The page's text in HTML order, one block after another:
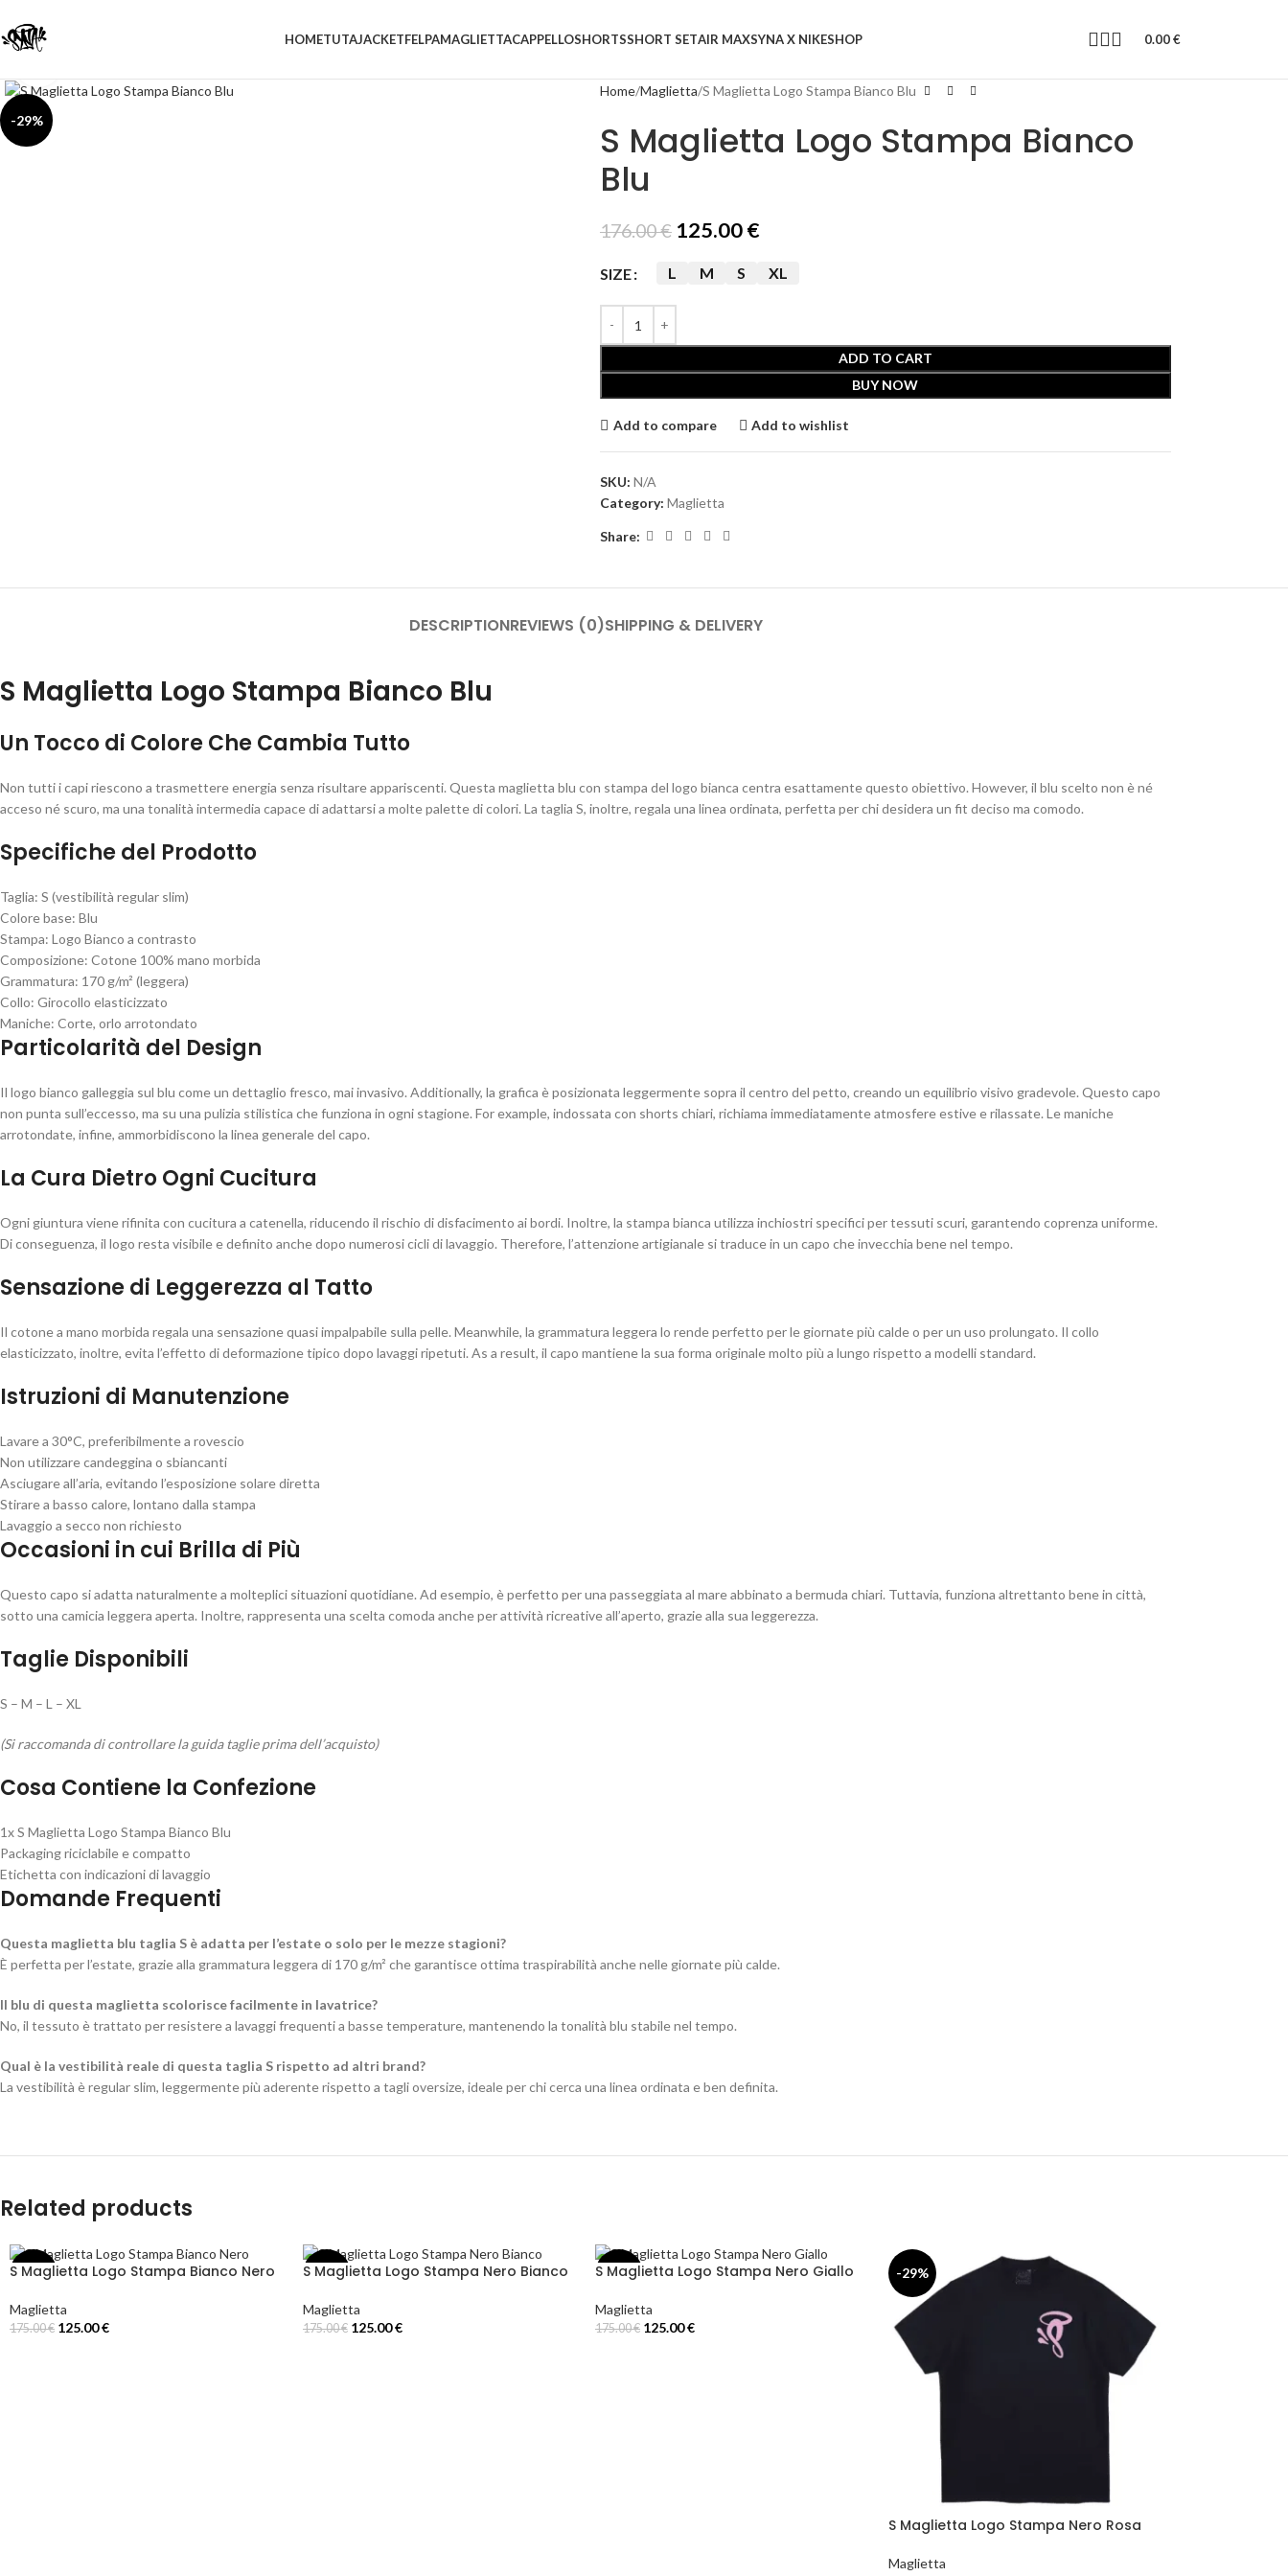
HOMETUTAJACKETFELPAMAGLIETTACAPPELLOSHORTSSHORT SETAIR MAXSYNA X NIKESHOP 0.00€
-29%
Home Maglietta S Maglietta Logo Stampa Bianco Blu
S Maglietta Logo Stampa Bianco
Blu
176.00€ 125.00€
SIZE L M S XL
ADD TO CART
BUY NOW
Add to compare Add to wishlist
SKU: N/A
Category: Maglietta
Share:
DESCRIPTIONREVIEWS (0)SHIPPING & DELIVERY
S Maglietta Logo Stampa Bianco Blu
Un Tocco di Colore Che Cambia Tutto
Non tutti i capi riescono a trasmettere energia senza risultare appariscenti. Questa maglietta blu con stampa del logo bianca centra esattamente questo obiettivo. However, il blu scelto non è né
acceso né scuro, ma una tonalità intermedia capace di adattarsi a molte palette di colori. La taglia S, inoltre, regala una linea ordinata, perfetta per chi desidera un fit deciso ma comodo.
Specifiche del Prodotto
Taglia: S (vestibilità regular slim)
Colore base: Blu
Stampa: Logo Bianco a contrasto
Composizione: Cotone 100% mano morbida
Grammatura: 170 g/m² (leggera)
Collo: Girocollo elasticizzato
Maniche: Corte, orlo arrotondato
Particolarità del Design
Il logo bianco galleggia sul blu come un dettaglio fresco, mai invasivo. Additionally, la grafica è posizionata leggermente sopra il centro del petto, creando un equilibrio visivo gradevole. Questo capo
non punta sull’eccesso, ma su una pulizia stilistica che funziona in ogni stagione. For example, indossata con shorts chiari, richiama immediatamente atmosfere estive e rilassate. Le maniche
arrotondate, infine, ammorbidiscono la linea generale del capo.
La Cura Dietro Ogni Cucitura
Ogni giuntura viene rifinita con cucitura a catenella, riducendo il rischio di disfacimento ai bordi. Inoltre, la stampa bianca utilizza inchiostri specifici per tessuti scuri, garantendo coprenza uniforme.
Di conseguenza, il logo resta visibile e definito anche dopo numerosi cicli di lavaggio. Therefore, l’attenzione artigianale si traduce in un capo che invecchia bene nel tempo.
Sensazione di Leggerezza al Tatto
Il cotone a mano morbida regala una sensazione quasi impalpabile sulla pelle. Meanwhile, la grammatura leggera lo rende perfetto per le giornate più calde o per un uso prolungato. Il collo
elasticizzato, inoltre, evita l’effetto di deformazione tipico dopo lavaggi ripetuti. As a result, il capo mantiene la sua forma originale molto più a lungo rispetto a modelli standard.
Istruzioni di Manutenzione
Lavare a 30°C, preferibilmente a rovescio
Non utilizzare candeggina o sbiancanti
Asciugare all’aria, evitando l’esposizione solare diretta
Stirare a basso calore, lontano dalla stampa
Lavaggio a secco non richiesto
Occasioni in cui Brilla di Più
Questo capo si adatta naturalmente a molteplici situazioni quotidiane. Ad esempio, è perfetto per una passeggiata al mare abbinato a bermuda chiari. Tuttavia, funziona altrettanto bene in città,
sotto una camicia leggera aperta. Inoltre, rappresenta una scelta comoda anche per attività ricreative all’aperto, grazie alla sua leggerezza.
Taglie Disponibili
S – M – L – XL
(Si raccomanda di controllare la guida taglie prima dell’acquisto)
Cosa Contiene la Confezione
1x S Maglietta Logo Stampa Bianco Blu
Packaging riciclabile e compatto
Etichetta con indicazioni di lavaggio
Domande Frequenti
Questa maglietta blu taglia S è adatta per l’estate o solo per le mezze stagioni?
È perfetta per l’estate, grazie alla grammatura leggera di 170 g/m² che garantisce ottima traspirabilità anche nelle giornate più calde.
Il blu di questa maglietta scolorisce facilmente in lavatrice?
No, il tessuto è trattato per resistere a lavaggi frequenti a basse temperature, mantenendo la tonalità blu stabile nel tempo.
Qual è la vestibilità reale di questa taglia S rispetto ad altri brand?
La vestibilità è regular slim, leggermente più aderente rispetto a tagli oversize, ideale per chi cerca una linea ordinata e ben definita.
Related products
-29%
S Maglietta Logo Stampa Bianco Nero
Maglietta
175.00€ 125.00€
-29%
S Maglietta Logo Stampa Nero Bianco
Maglietta
175.00€ 125.00€
-29%
S Maglietta Logo Stampa Nero Giallo
Maglietta
175.00€ 125.00€
-29%
S Maglietta Logo Stampa Nero Rosa
Maglietta